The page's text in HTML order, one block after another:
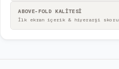
ABOVE-FOLD KALİTESİ
İlk ekran içerik & hiyerarşi skoru